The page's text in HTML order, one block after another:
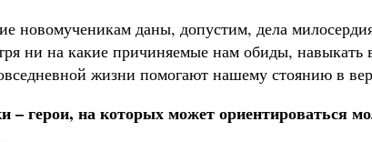
новомученикам даны, допустим, дела
ни на какие причиняемые нам обиды, навыкать
жизни помогают нашему стоянию в
– герои, на которых может ориентироваться